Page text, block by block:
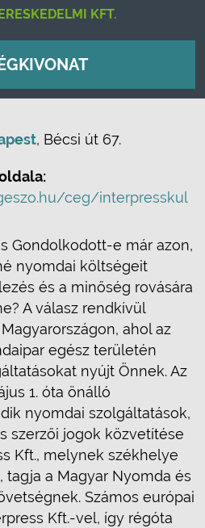
KFT.
, Bécsi út 67.
ceg/interpresskul
Gondolkodott-e már azon,
nyomdai költségeit
és a minőség rovására
A válasz rendkívül
ahol az
egész területén
nyújt Önnek. Az
1. óta önálló
nyomdai szolgáltatások,
szerzői jogok közvetítése
Kft., melynek székhelye
tagja a Magyar Nyomda és
Számos európai
Kft.-vel, így régóta